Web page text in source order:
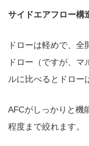
サイドエアフロー構
ドローは軽めで、
ドロー（ですが、
ルに比べるとドロー
AFCがしっかりと機
程度まで絞れます。